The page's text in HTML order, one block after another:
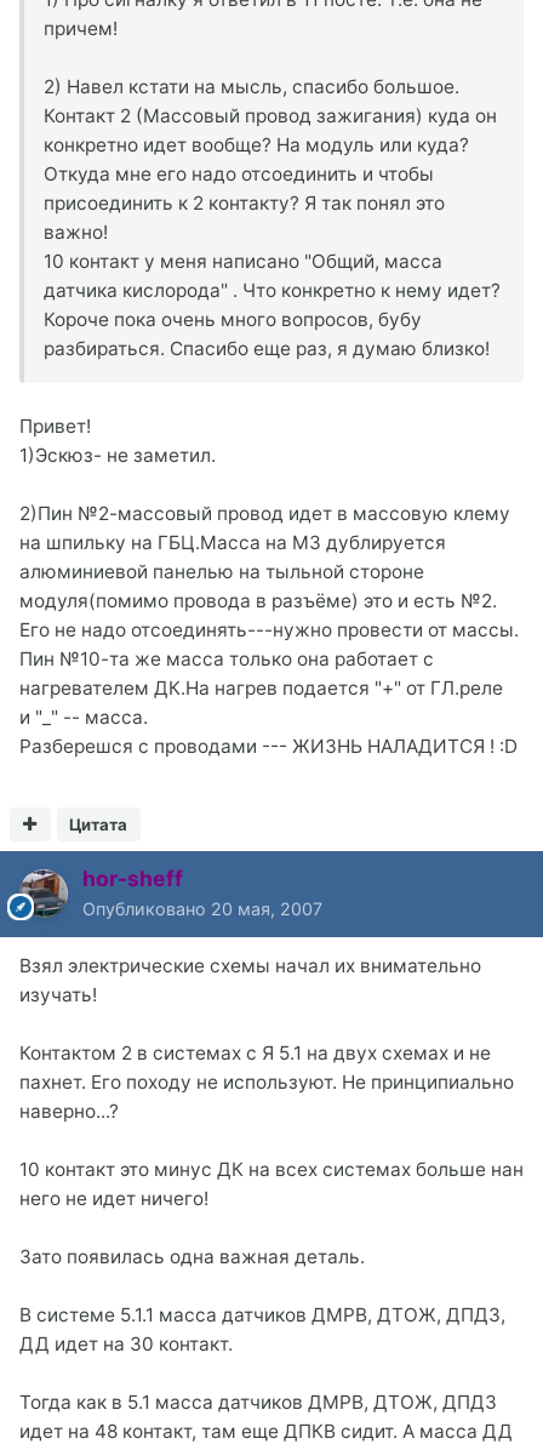
причем!
2) Навел кстати на мысль, спасибо большое.
Контакт 2 (Массовый провод зажигания) куда он
конкретно идет вообще? На модуль или куда?
Откуда мне его надо отсоединить и чтобы
присоединить к 2 контакту? Я так понял это
важно!
10 контакт у меня написано "Общий, масса
датчика кислорода" . Что конкретно к нему идет?
Короче пока очень много вопросов, бубу
разбираться. Спасибо еще раз, я думаю близко!
Привет!
1)Эскюз- не заметил.
2)Пин №2-массовый провод идет в массовую клему
на шпильку на ГБЦ.Масса на МЗ дублируется
алюминиевой панелью на тыльной стороне
модуля(помимо провода в разъёме) это и есть №2.
Его не надо отсоединять---нужно провести от массы.
Пин №10-та же масса только она работает с
нагревателем ДК.На нагрев подается "+" от ГЛ.реле
и "_" -- масса.
Разберешся с проводами --- ЖИЗНЬ НАЛАДИТСЯ ! :D
Цитата
hor-sheff
Опубликовано 20 мая, 2007
Взял электрические схемы начал их внимательно
изучать!
Контактом 2 в системах с Я 5.1 на двух схемах и не
пахнет. Его походу не используют. Не принципиально
наверно...?
10 контакт это минус ДК на всех системах больше нан
него не идет ничего!
Зато появилась одна важная деталь.
В системе 5.1.1 масса датчиков ДМРВ, ДТОЖ, ДПДЗ,
ДД идет на 30 контакт.
Тогда как в 5.1 масса датчиков ДМРВ, ДТОЖ, ДПДЗ
идет на 48 контакт, там еще ДПКВ сидит. А масса ДД